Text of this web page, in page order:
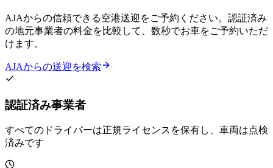
AJAからの信頼できる空港送迎をご予約ください。認証済み
の地元事業者の料金を比較して、数秒でお車をご予約いただ
けます。
AJAからの送迎を検索
認証済み事業者
すべてのドライバーは正規ライセンスを保有し、車両は点検
済みです